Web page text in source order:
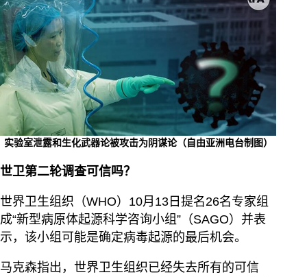
实验室泄露和生化武器论被攻击为阴谋论（自由亚洲电台制图）
世卫第二轮调查可信吗？
世界卫生组织（WHO）10月13日提名26名专家组
成“新型病原体起源科学咨询小组”（SAGO）并表
示，该小组可能是确定病毒起源的最后机会。
马克森指出，世界卫生组织已经失去所有的可信